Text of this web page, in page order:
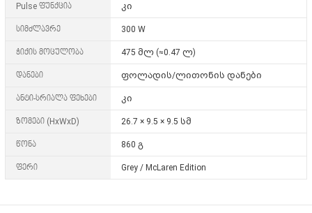
Pulse ფუნქცია კი
სიმძლავრე 300 W
ჭიქის მოცულობა 475 მლ (≈0.47 ლ)
დანები ფოლადის/ლითონის დანები
ანტი-სრიალა ფეხები კი
ზომები (HxWxD) 26.7 × 9.5 × 9.5 სმ
წონა 860 გ
ფერი Grey / McLaren Edition